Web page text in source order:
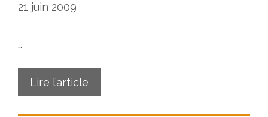
21 juin 2009
…
Lire l’article